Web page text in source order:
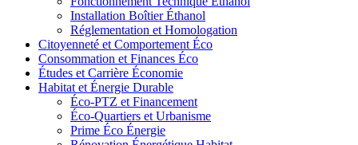
Installation Boîtier Éthanol
Réglementation et Homologation
Citoyenneté et Comportement Éco
Consommation et Finances Éco
Études et Carrière Économie
Habitat et Énergie Durable
Éco-PTZ et Financement
Éco-Quartiers et Urbanisme
Prime Éco Énergie